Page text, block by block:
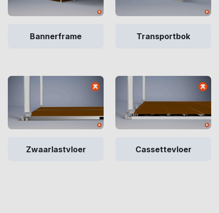
Bannerframe Transportbok
Zwaarlastvloer Cassettevloer